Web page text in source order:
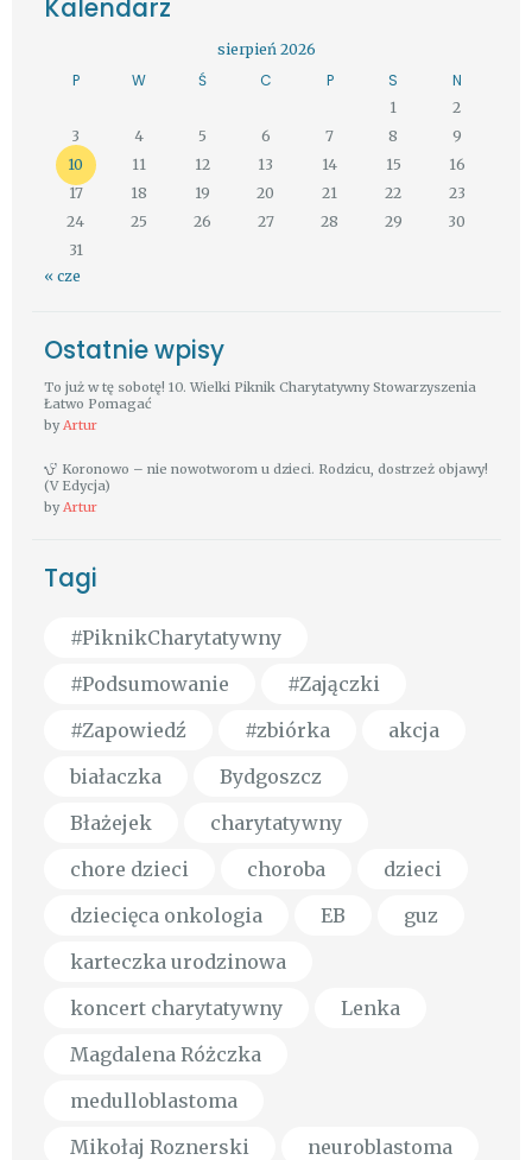
Kalendarz
sierpień 2026
P W Ś C P S N
1
2
3
4 5 6 7 8
9
10
11 12 13 14 15
16
17
18 19 20 21 22
23
24
25 26 27 28 29
30
31
« cze
Ostatnie wpisy
To już w tę sobotę! 10. Wielki Piknik Charytatywny Stowarzyszenia
Łatwo Pomagać
by Artur
Koronowo – nie nowotworom u dzieci. Rodzicu, dostrzeż objawy!
(V Edycja)
byArtur
Tagi
#PiknikCharytatywny
#Podsumowanie
#Zajączki
#Zapowiedź
#zbiórka
akcja
białaczka
Bydgoszcz
Błażejek
charytatywny
chore dzieci
choroba
dzieci
dziecięca onkologia
EB
guz
karteczka urodzinowa
koncert charytatywny
Lenka
Magdalena Różczka
medulloblastoma
Mikołaj Roznerski
neuroblastoma